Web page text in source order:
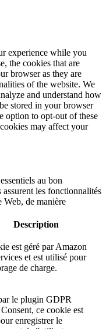
experience while you
the cookies that are
browser as they are
of the website. We
and understand how
stored in your browser
option to opt-out of these
may affect your
au bon
les fonctionnalités
Web, de manière
Description
est géré par Amazon
et est utilisé pour
de charge.
le plugin GDPR
ce cookie est
enregistrer le